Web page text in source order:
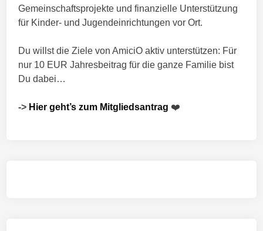
Gemeinschaftsprojekte und finanzielle Unterstützung
für Kinder- und Jugendeinrichtungen vor Ort.
Du willst die Ziele von AmiciO aktiv unterstützen: Für
nur 10 EUR Jahresbeitrag für die ganze Familie bist
Du dabei…
-> Hier geht’s zum Mitgliedsantrag ❤️